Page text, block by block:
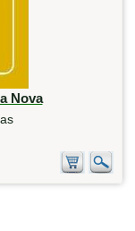
Nova